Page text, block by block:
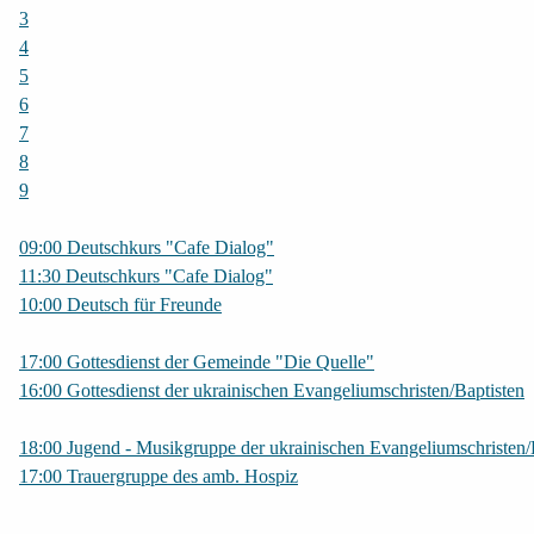
3
4
5
6
7
8
9
09:00 Deutschkurs "Cafe Dialog"
11:30 Deutschkurs "Cafe Dialog"
10:00 Deutsch für Freunde
17:00 Gottesdienst der Gemeinde "Die Quelle"
16:00 Gottesdienst der ukrainischen Evangeliumschristen/Baptisten
18:00 Jugend - Musikgruppe der ukrainischen Evangeliumschristen/
17:00 Trauergruppe des amb. Hospiz